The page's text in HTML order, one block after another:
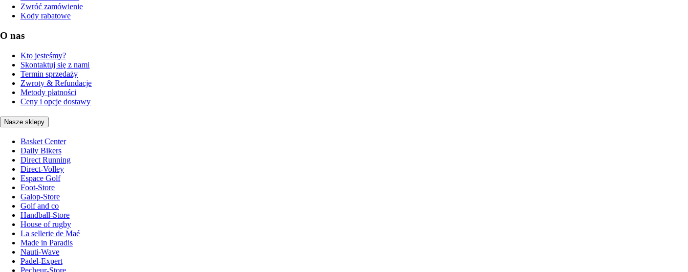
Zwróć zamówienie
Kody rabatowe
O nas
Kto jesteśmy?
Skontaktuj się z nami
Termin sprzedaży
Zwroty & Refundacje
Metody płatności
Ceny i opcje dostawy
Nasze sklepy
Basket Center
Daily Bikers
Direct Running
Direct-Volley
Espace Golf
Foot-Store
Galop-Store
Golf and co
Handball-Store
House of rugby
La sellerie de Maé
Made in Paradis
Nauti-Wave
Padel-Expert